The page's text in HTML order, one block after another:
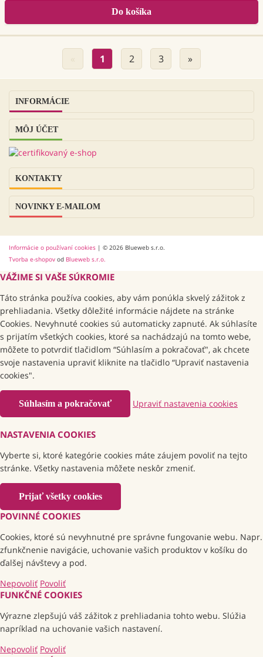
1 2 3 »
INFORMÁCIE
MÔJ ÚČET
KONTAKTY
NOVINKY E-MAILOM
Informácie o používaní cookies | © 2026 Blueweb s.r.o.
Tvorba e-shopov od Blueweb s.r.o.
VÁŽIME SI VAŠE SÚKROMIE
Táto stránka používa cookies, aby vám ponúkla skvelý zážitok z
prehliadania. Všetky dôležité informácie nájdete na stránke
Cookies. Nevyhnuté cookies sú automaticky zapnuté. Ak súhlasíte
s prijatím všetkých cookies, ktoré sa nachádzajú na tomto webe,
môžete to potvrdiť tlačidlom “Súhlasím a pokračovať", ak chcete
svoje nastavenia upraviť kliknite na tlačidlo “Upraviť nastavenia
cookies".
Súhlasím a pokračovať Upraviť nastavenia cookies
NASTAVENIA COOKIES
Vyberte si, ktoré kategórie cookies máte záujem povoliť na tejto
stránke. Všetky nastavenia môžete neskôr zmeniť.
Prijať všetky cookies
POVINNÉ COOKIES
Cookies, ktoré sú nevyhnutné pre správne fungovanie webu. Napr.
zfunkčnenie navigácie, uchovanie vašich produktov v košíku do
ďalšej návštevy a pod.
Nepovoliť Povoliť
FUNKČNÉ COOKIES
Výrazne zlepšujú váš zážitok z prehliadania tohto webu. Slúžia
napríklad na uchovanie vašich nastavení.
Nepovoliť Povoliť